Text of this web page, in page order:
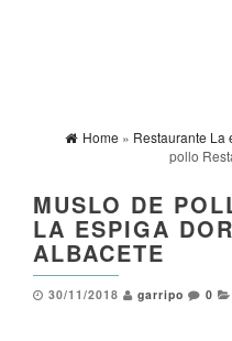
Home » Restaurante La
pollo
MUSLO DE
LA ESPIGA
ALBACETE
30/11/2018 garripo 0